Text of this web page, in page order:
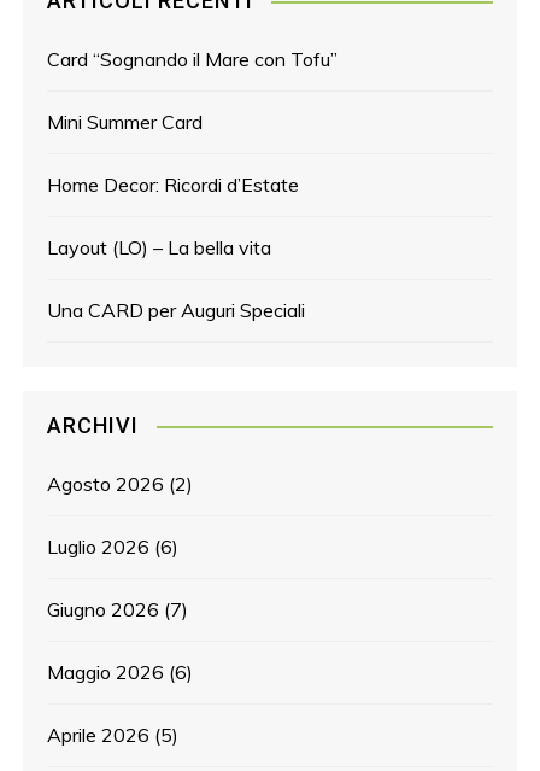
Card “Sognando il Mare con Tofu”
Mini Summer Card
Home Decor: Ricordi d’Estate
Layout (LO) – La bella vita
Una CARD per Auguri Speciali
ARCHIVI
Agosto 2026 (2)
Luglio 2026 (6)
Giugno 2026 (7)
Maggio 2026 (6)
Aprile 2026 (5)